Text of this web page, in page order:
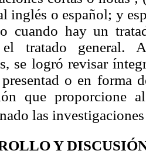
inglés o español; y
cuando hay un
tratado general.
se logró revisar
o en forma
que proporcione
las
Y